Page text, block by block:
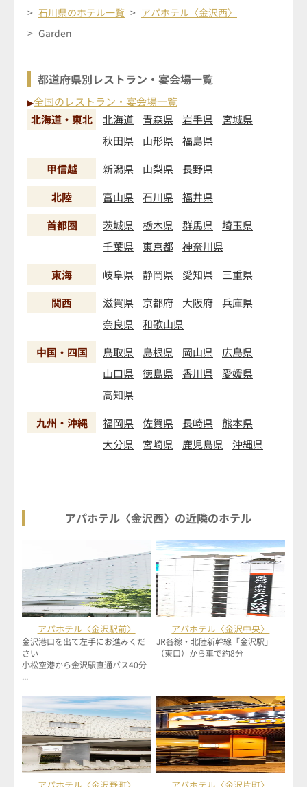
石川県のホテル一覧
アパホテル〈金沢西〉
Garden
都道府県別レストラン・宴会場一覧
▶全国のレストラン・宴会場一覧
北海道・東北
北海道 青森県 岩手県
宮城県
秋田県
山形県
福島県
甲信越
新潟県 山梨県
長野県
北陸
富山県 石川県
福井県
首都圏
茨城県 栃木県 群馬県
埼玉県
千葉県
東京都
神奈川県
東海
岐阜県 静岡県 愛知県
三重県
関西
滋賀県 京都府 大阪府
兵庫県
奈良県
和歌山県
中国・四国
鳥取県 島根県 岡山県
広島県
山口県
徳島県 香川県
愛媛県
高知県
九州・沖縄
福岡県 佐賀県 長崎県
熊本県
大分県
宮崎県 鹿児島県 沖縄県
アパホテル〈金沢西〉の近隣のホテル
アパホテル〈金沢駅前〉
金沢港口を出て左手にお進みくだ
さい
小松空港から金沢駅直通バス40分
...
アパホテル〈金沢中央〉
JR各線・北陸新幹線「金沢駅」
（東口）から車で約8分